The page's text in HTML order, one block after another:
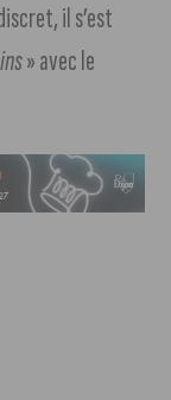
il s’est
» avec le